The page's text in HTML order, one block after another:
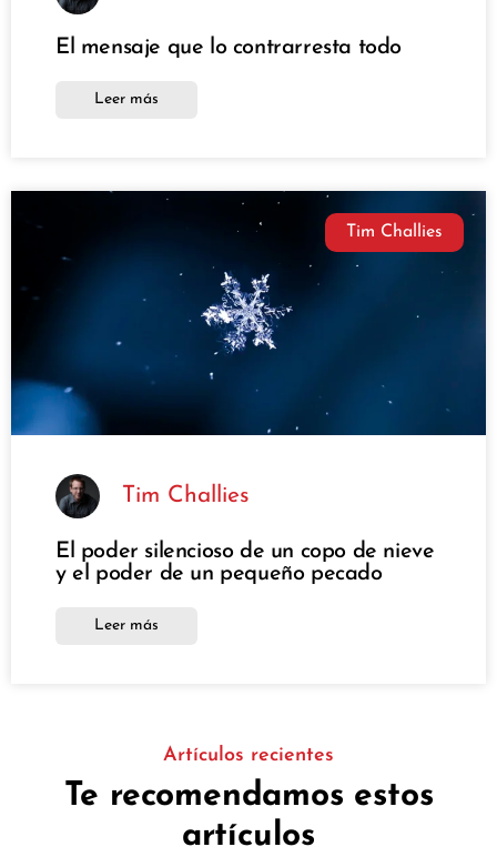
El mensaje que lo contrarresta todo
Leer más
Tim Challies
Tim Challies
El poder silencioso de un copo de nieve
y el poder de un pequeño pecado
Leer más
Artículos recientes
Te recomendamos estos
artículos